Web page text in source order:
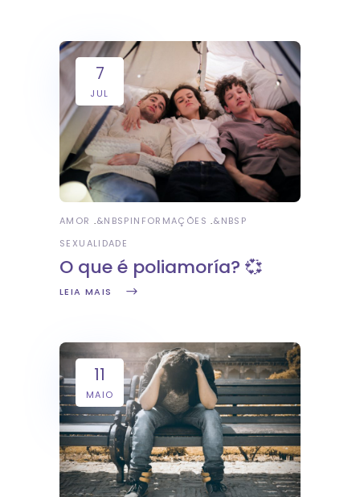
7
JUL
AMOR &NBSPINFORMAÇÕES
&NBSP
SEXUALIDADE
O que é poliamoría? 💞
LEIA MAIS
11
MAIO